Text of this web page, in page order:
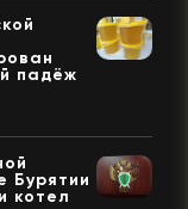
падёж
Бурятии
котел